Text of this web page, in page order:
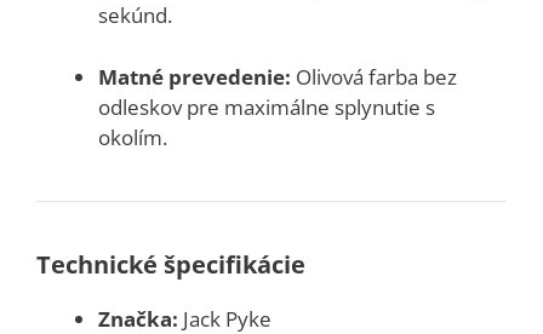
sekúnd.
Matné prevedenie: Olivová farba bez
odleskov pre maximálne splynutie s
okolím.
Technické špecifikácie
Značka: Jack Pyke